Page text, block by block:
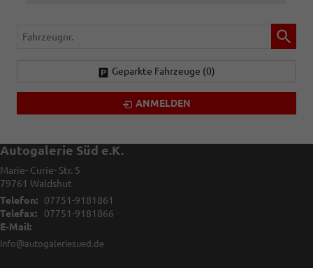
Fahrzeugnr.
Geparkte Fahrzeuge (0)
ANMELDEN
Autogalerie Süd e.K.
Marie- Curie- Str. 5
79761 Waldshut
Telefon:
07751-9181861
Telefax:
07751-9181866
E-Mail:
info@autogaleriesued.de